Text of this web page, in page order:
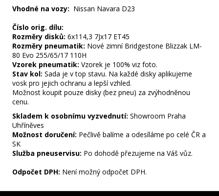
Vhodné na vozy: Nissan Navara D23
Číslo orig. dílu:
Rozměry disků: 6x114,3 7Jx17 ET45
Rozměry pneumatik: Nové zimní Bridgestone Blizzak LM-
80 Evo 255/65/17 110H
Vzorek pneumatik: Vzorek je 100% viz foto.
Stav kol: Sada je v top stavu. Na každé disky aplikujeme
vosk pro jejich ochranu a lepší vzhled.
Možnost koupit pouze disky (bez pneu) za zvýhodněnou
cenu.
Skladem k osobnímu vyzvednutí: Showroom Praha
Uhříněves
Možnost doručení: Pečlivě balíme a odesíláme po celé ČR a
SK
Služba pneuservisu: Po dohodě přezujeme na Váš vůz.
Odpočet DPH: Není možný odpočet DPH.